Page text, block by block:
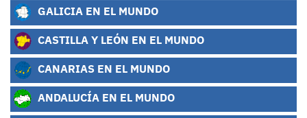
GALICIA EN EL MUNDO
CASTILLA Y LEÓN EN EL MUNDO
CANARIAS EN EL MUNDO
ANDALUCÍA EN EL MUNDO